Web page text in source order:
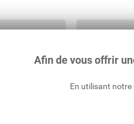
France:
Afin de vous offrir
En utilisant notre